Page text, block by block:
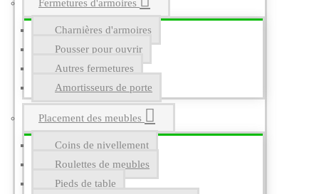
Fermetures d'armoires
Charnières d'armoires
Pousser pour ouvrir
Autres fermetures
Amortisseurs de porte
Placement des meubles
Coins de nivellement
Roulettes de meubles
Pieds de table